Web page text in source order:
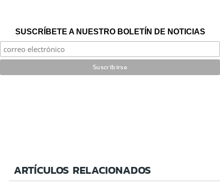
SUSCRÍBETE A NUESTRO BOLETÍN DE NOTICIAS
ARTÍCULOS RELACIONADOS